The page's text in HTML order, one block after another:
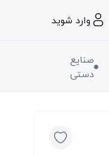
وارد شوید
صنایع
دستی